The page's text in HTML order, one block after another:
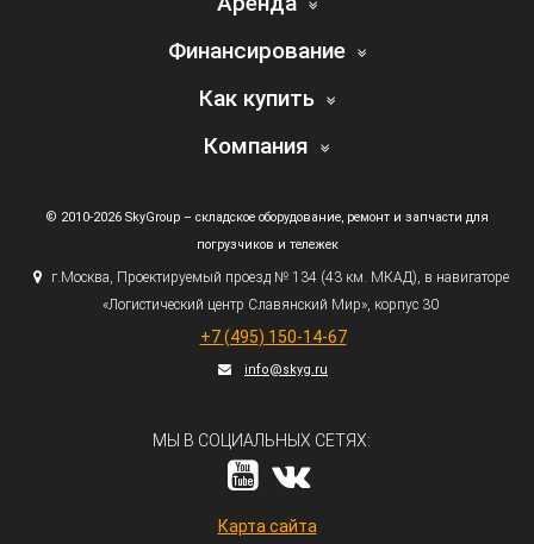
Финансирование
Как купить
Компания
© 2010-2026 SkyGroup – складское оборудование, ремонт и запчасти для
погрузчиков и тележек
г. Москва, Проектируемый проезд № 134 (43км. МКАД), в навигаторе
«Логистический центр Славянский Мир», корпус 30
+7 (495) 150-14-67
info@skyg.ru
МЫ В СОЦИАЛЬНЫХ СЕТЯХ:
Карта сайта